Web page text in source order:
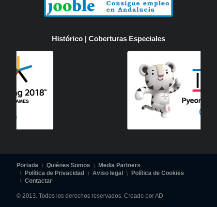
Histórico | Coberturas Especiales
Portada Quiénes Somos
Media Partners
Política de Privacidad
Aviso legal
Política de Cookies
Contactar
© 2013. Todos los derechos reservados. Creado por AD